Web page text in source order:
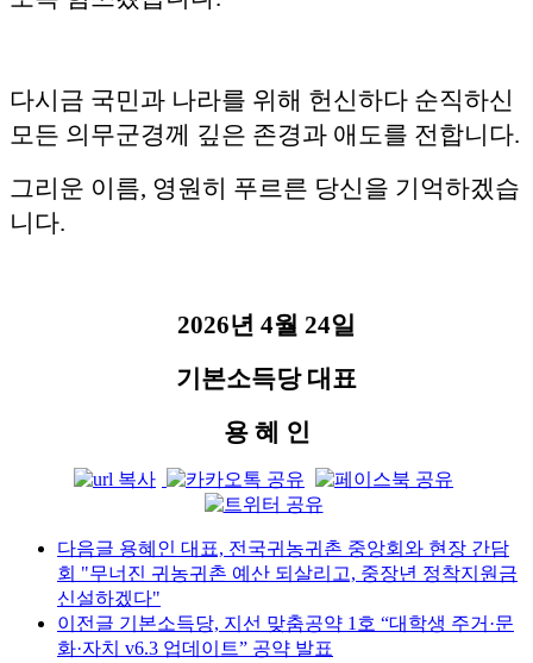
다시금 국민과 나라를 위해 헌신하다 순직하신
모든 의무군경께 깊은 존경과 애도를 전합니다.
그리운 이름, 영원히 푸르른 당신을 기억하겠습
니다.
2026년 4월 24일
기본소득당 대표
용 혜 인
다음글 용혜인 대표, 전국귀농귀촌 중앙회와 현장 간담
회 "무너진 귀농귀촌 예산 되살리고, 중장년 정착지원금
신설하겠다"
이전글 기본소득당, 지선 맞춤공약 1호 “대학생 주거·문
화·자치 v6.3 업데이트” 공약 발표